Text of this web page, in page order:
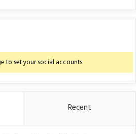
to set your social accounts.
Recent